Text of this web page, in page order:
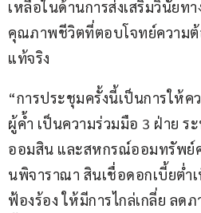
เหลือในด้านการส่งเสริมวินัยท
คุณภาพชีวิตที่ตอบโจทย์ความต้
แท้จริง
“การประชุมครั้งนี้เป็นการให้ค
ผู้ค้ำ เป็นความร่วมมือ 3 ฝ่าย ร
ออมสิน และสหกรณ์ออมทรัพย์
นพิจาราณา สินเชื่อดอกเบี้ยต่
ฟ้องร้อง ให้มีการไกล่เกลี่ย ลด